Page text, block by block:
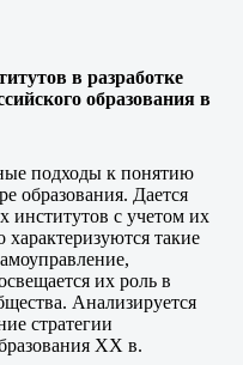
в разработке
образования в
подходы к понятию
образования. Дается
институтов с учетом их
такие
их роль в
Анализируется
стратегии
ХХ в.